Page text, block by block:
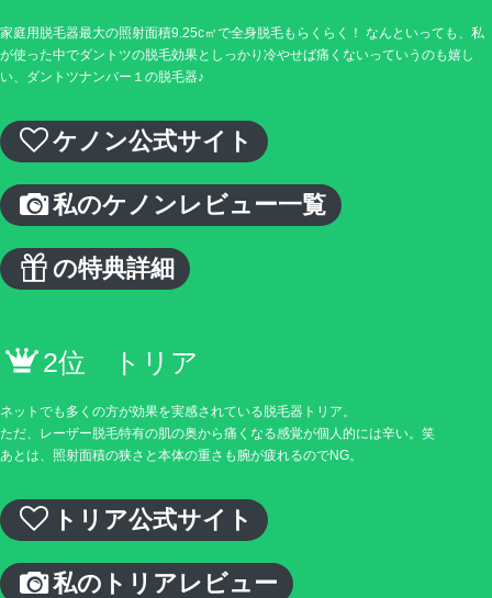
家庭用脱毛器最大の照射面積9.25c㎡で全身脱毛もらくらく！ なんといっても、私
が使った中でダントツの脱毛効果としっかり冷やせば痛くないっていうのも嬉し
い、ダントツナンバー１の脱毛器♪
ケノン公式サイト
私のケノンレビュー一覧
の特典詳細
2位 トリア
ネットでも多くの方が効果を実感されている脱毛器トリア。
ただ、レーザー脱毛特有の肌の奥から痛くなる感覚が個人的には辛い。笑
あとは、照射面積の狭さと本体の重さも腕が疲れるのでNG。
トリア公式サイト
私のトリアレビュー